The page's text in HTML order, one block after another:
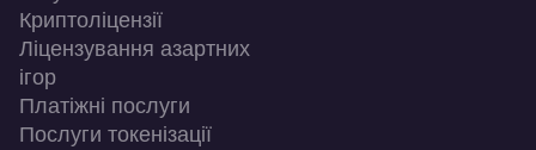
Криптоліцензії
Ліцензування азартних
ігор
Платіжні послуги
Послуги токенізації